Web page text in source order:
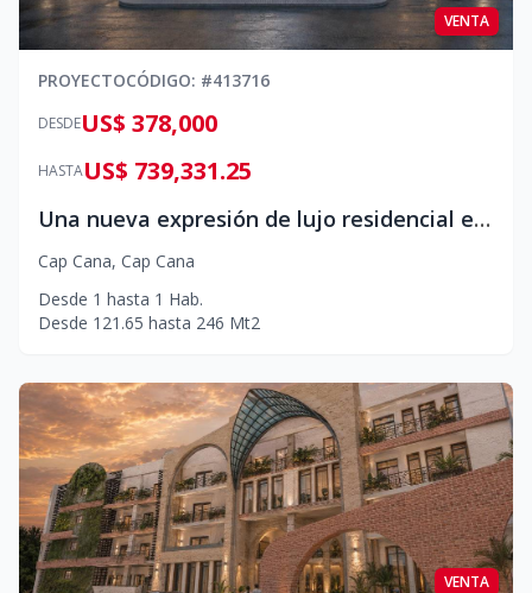
VENTA
PROYECTOCÓDIGO: #413716
DESDEUS$ 378,000
HASTAUS$ 739,331.25
Una nueva expresión de lujo residencial en Cap Cana
Cap Cana, Cap Cana
Desde 1 hasta 1 Hab.
Desde 121.65 hasta 246 Mt2
VENTA